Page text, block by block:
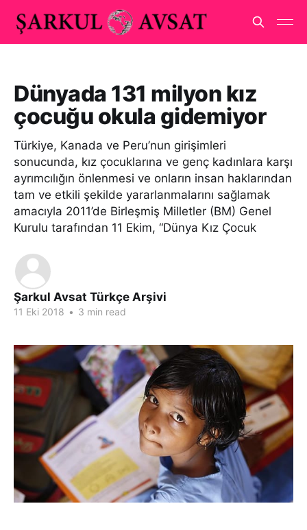
Dünyada 131 milyon kız
çocuğu okula gidemiyor
Türkiye, Kanada ve Peru’nun girişimleri
sonucunda, kız çocuklarına ve genç kadınlara karşı
ayrımcılığın önlenmesi ve onların insan haklarından
tam ve etkili şekilde yararlanmalarını sağlamak
amacıyla 2011’de Birleşmiş Milletler (BM) Genel
Kurulu tarafından 11 Ekim, “Dünya Kız Çocuk
Şarkul Avsat Türkçe Arşivi
11 Eki 2018 • 3 min read